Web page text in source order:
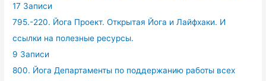
17 Записи
795.-220. Йога Проект. Открытая Йога и Лайфхаки. И
ссылки на полезные ресурсы.
9 Записи
800. Йога Департаменты по поддержанию работы всех